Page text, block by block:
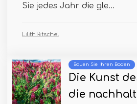
Sie jedes Jahr die gle...
Lilith Ritschel
Bauen Sie Ihren Boden
Die Kunst
die